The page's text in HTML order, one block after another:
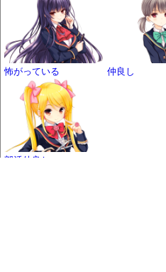
怖がっている 仲良し
部活仲良し